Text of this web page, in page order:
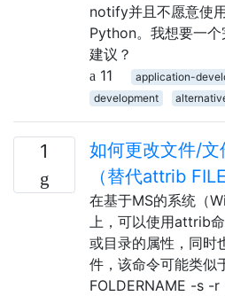
notify并且不愿意使
Python。我想要一
建议？
11
application-
development
1
如何更改文件/文
（替代attrib
在基于MS的系统（
上，可以使用attrib
或目录的属性，同时
件，该命令可能类似
FOLDERNAME -s -